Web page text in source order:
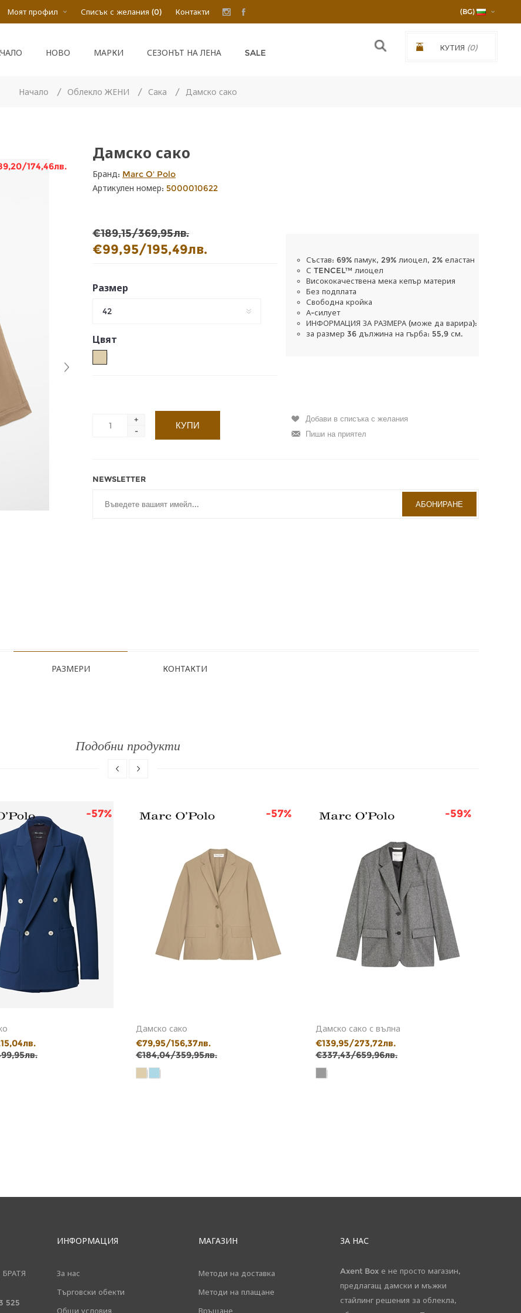
(BG)
Моят профил Списък с желания (0) Контакти
КУТИЯ (0)
НОВО МАРКИ СЕЗОНЪТ НА ЛЕНА SALE
Начало / Облекло ЖЕНИ / Сака / Дамско сако
174,46лв.
Дамско сако
Бранд: Marc O' Polo
Артикулен номер: 5000010622
€189,15/369,95лв.
€99,95/195,49лв.
Размер
42
Цвят
Състав: 69% памук, 29% лиоцел, 2% еластан
С TENCEL™ лиоцел
Висококачествена мека кепър материя
Без подплата
Свободна кройка
А-силует
ИНФОРМАЦИЯ ЗА РАЗМЕРА (може да варира):
за размер 36 дължина на гърба: 55,9 см.
+
-
NEWSLETTER
РАЗМЕРИ КОНТАКТИ
Подобни продукти
-57% -57%
Дамско сако
€79,95/156,37лв.
€184,04/359,95лв.
-59%
Дамско сако с вълна
€139,95/273,72лв.
€337,43/659,96лв.
БРАТЯ
525
ИНФОРМАЦИЯ
За нас
Търговски обекти
Общи условия
МАГАЗИН
Методи на доставка
Методи на плащане
Връщане
ЗА НАС
Axent Box е не просто магазин,
предлагащ дамски и мъжки
стайлинг решения за облекла,